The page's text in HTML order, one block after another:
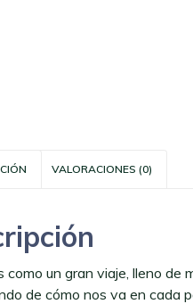
VALORACIONES (0)
como un gran viaje, lleno de
de cómo nos va en cada